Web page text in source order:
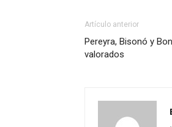
Artículo anterior
Pereyra, Bisonó y
valorados